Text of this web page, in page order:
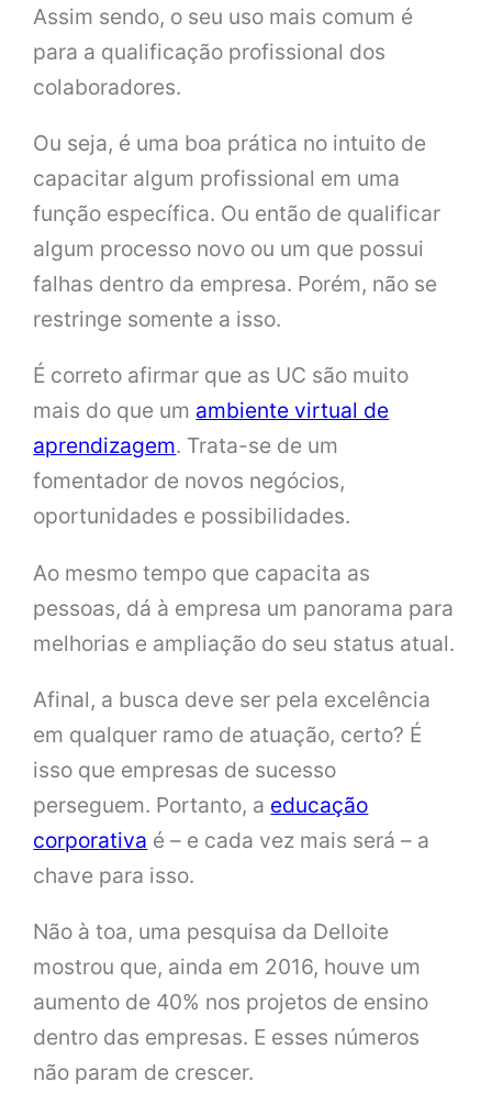
Assim sendo, o seu uso mais comum é
para a qualificação profissional dos
colaboradores.
Ou seja, é uma boa prática no intuito de
capacitar algum profissional em uma
função específica. Ou então de qualificar
algum processo novo ou um que possui
falhas dentro da empresa. Porém, não se
restringe somente a isso.
É correto afirmar que as UC são muito
mais do que um ambiente virtual de
aprendizagem. Trata-se de um
fomentador de novos negócios,
oportunidades e possibilidades.
Ao mesmo tempo que capacita as
pessoas, dá à empresa um panorama para
melhorias e ampliação do seu status atual.
Afinal, a busca deve ser pela excelência
em qualquer ramo de atuação, certo? É
isso que empresas de sucesso
perseguem. Portanto, a educação
corporativa é – e cada vez mais será – a
chave para isso.
Não à toa, uma pesquisa da Delloite
mostrou que, ainda em 2016, houve um
aumento de 40% nos projetos de ensino
dentro das empresas. E esses números
não param de crescer.